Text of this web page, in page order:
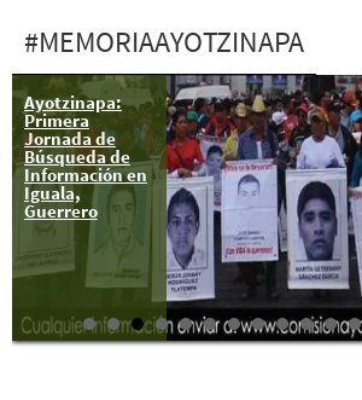
#MEMORIAAYOTZINAPA
Ayotzinapa:
Primera
Jornada de
Búsqueda de
Información en
Iguala,
Guerrero
Permanece
normalista
hospitalizado
por agresión
militar